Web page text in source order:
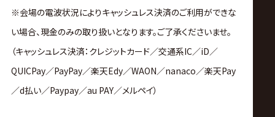
※会場の電波状況によりキャッシュレス決済のご利用ができな
い場合、現金のみの取り扱いとなります。ご了承くださいませ。
（キャッシュレス決済：クレジットカード／交通系IC／iD／
QUICPay／PayPay／楽天Edy／WAON／nanaco／楽天Pay
／d払い／Paypay／au PAY／メルペイ）